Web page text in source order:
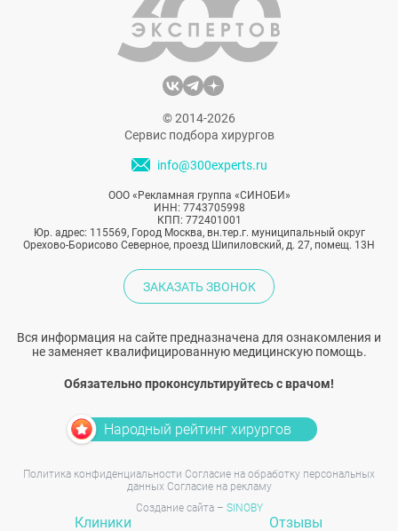
© 2014-2026
Сервис подбора хирургов
info@300experts.ru
ООО «Рекламная группа «СИНОБИ»
ИНН: 7743705998
КПП: 772401001
Юр. адрес: 115569, Город Москва, вн.тер.г. муниципальный округ
Орехово-Борисово Северное, проезд Шипиловский, д. 27, помещ. 13Н
ЗАКАЗАТЬ ЗВОНОК
Вся информация на сайте предназначена для ознакомления и
не заменяет квалифицированную медицинскую помощь.
Обязательно проконсультируйтесь с врачом!
Народный рейтинг хирургов
Политика конфиденциальности Согласие на обработку персональных
данных Согласие на рекламу
Создание сайта – SINOBY
Клиники Отзывы